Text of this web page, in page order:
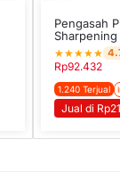
Pengasah
★★★★★
Rp92.432
1.240 Terjual
Jual di